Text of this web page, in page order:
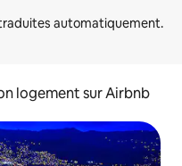
logement sur Airbnb